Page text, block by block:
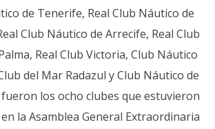
de Tenerife, Real Club Náutico de
Club Náutico de Arrecife, Real Club
Real Club Victoria, Club Náutico
del Mar Radazul y Club Náutico de
los ocho clubes que estuvieron
la Asamblea General Extraordinaria